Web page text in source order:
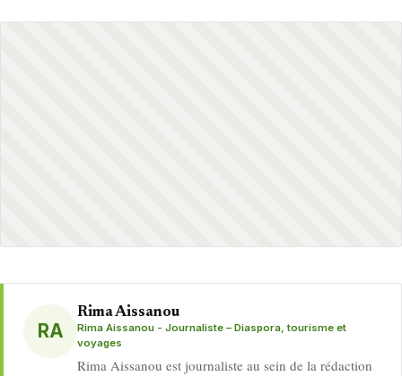
RA
Rima Aissanou
Rima Aissanou - Journaliste – Diaspora, tourisme et
voyages
Rima Aissanou est journaliste au sein de la rédaction